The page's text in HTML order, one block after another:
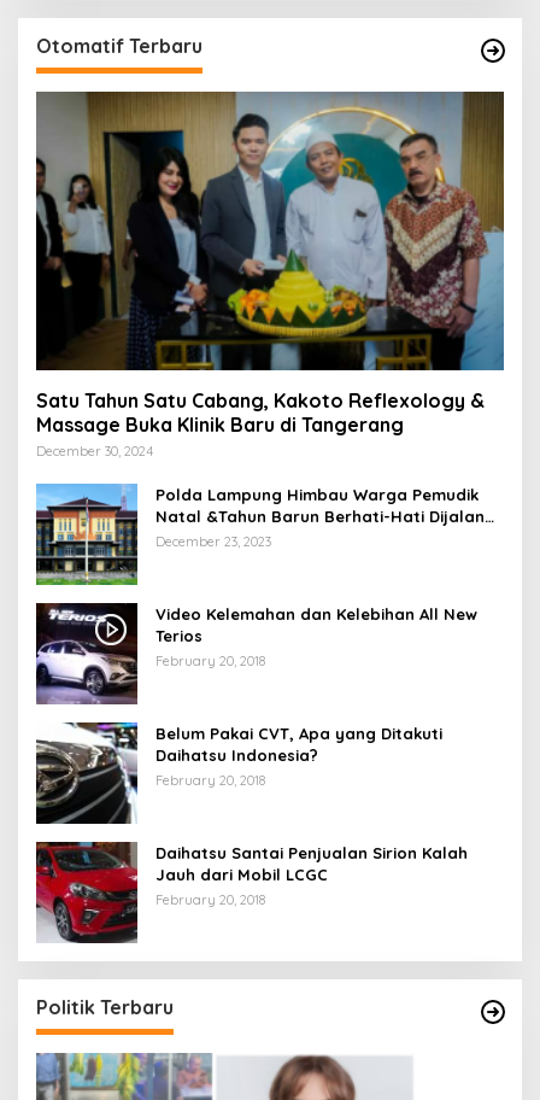
Otomatif Terbaru
Satu Tahun Satu Cabang, Kakoto Reflexology &
Massage Buka Klinik Baru di Tangerang
December 30, 2024
Polda Lampung Himbau Warga Pemudik
Natal &Tahun Barun Berhati-Hati Dijalan
Saat Melintas di -Titik Rawan Kecelakaan
December 23, 2023
Video Kelemahan dan Kelebihan All New
Terios
February 20, 2018
Belum Pakai CVT, Apa yang Ditakuti
Daihatsu Indonesia?
February 20, 2018
Daihatsu Santai Penjualan Sirion Kalah
Jauh dari Mobil LCGC
February 20, 2018
Politik Terbaru